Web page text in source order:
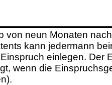
von neun Monaten
kann jedermann
einlegen. Der
wenn die